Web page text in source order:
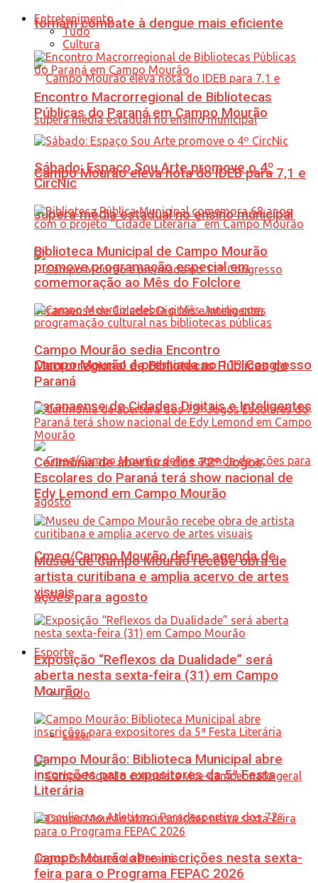
tornam combate à dengue mais eficiente
Campo Mourão eleva nota do IDEB para 7,1 e
supera média estadual no ensino municipal
Campo Mourão é premiada no 11º Congresso
Paranaense de Cidades Digitais e Inteligentes
Cmeg/Campo Mourão define agenda de
ações para agosto
Esporte
Tudo
Lazer
Entretenimento
Tudo
Cultura
Encontro Macrorregional de Bibliotecas
Públicas do Paraná em Campo Mourão
Sábado: Espaço Sou Arte promove o 4º
CircNic
Biblioteca Municipal de Campo Mourão
promove programação especial em
comemoração ao Mês do Folclore
Campo Mourão sedia Encontro
Macrorregional de Bibliotecas Públicas do
Paraná
Cerimônia de abertura dos 72º Jogos
Escolares do Paraná terá show nacional de
Edy Lemond em Campo Mourão
Museu de Campo Mourão recebe obra de
artista curitibana e amplia acervo de artes
visuais
Exposição “Reflexos da Dualidade” será
aberta nesta sexta-feira (31) em Campo
Mourão
Campo Mourão: Biblioteca Municipal abre
inscrições para expositores da 5ª Festa
Literária
Campo Mourão abre inscrições nesta sexta-
feira para o Programa FEPAC 2026